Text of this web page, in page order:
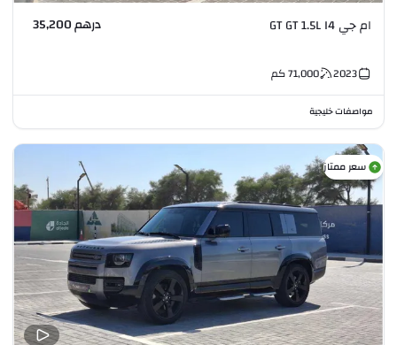
ام جي GT GT 1.5L I4 درهم 35,200
2023
71,000كم
مواصفات خليجية
سعر ممتاز